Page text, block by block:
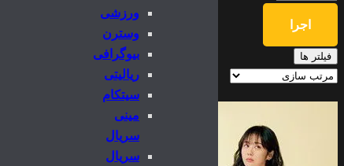
ورزشی
وسترن
بیوگرافی
ریالیتی
سیتکام
مینی
سریال
سریال
اجرا
فیلتر ها